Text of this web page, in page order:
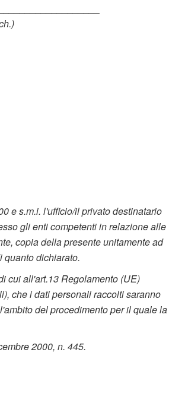
e s.m.i. l'ufficio/il privato destinatario
gli enti competenti in relazione alle
copia della presente unitamente ad
quanto dichiarato.
cui all'art.13 Regolamento (UE)
che i dati personali raccolti saranno
del procedimento per il quale la
2000, n. 445.